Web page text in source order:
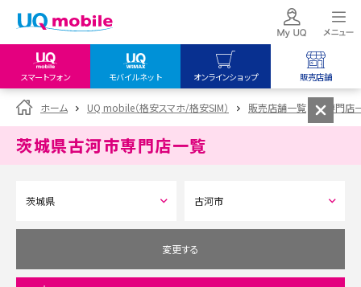
スマートフォン モバイルネット オンラインショップ 販売店舗
my UQ WiMAX
UQ WiMAX ご契約の方
My UQ mobile
データチャージサイト
UQ mobile
オンラインショップ
UQ WiMAX
UQ mobile
販売店舗
UQ WiMAX
ホーム UQ mobile（格安スマホ/格安SIM） 販売店舗一覧 専門店
茨城県古河市専門店一覧
変更する